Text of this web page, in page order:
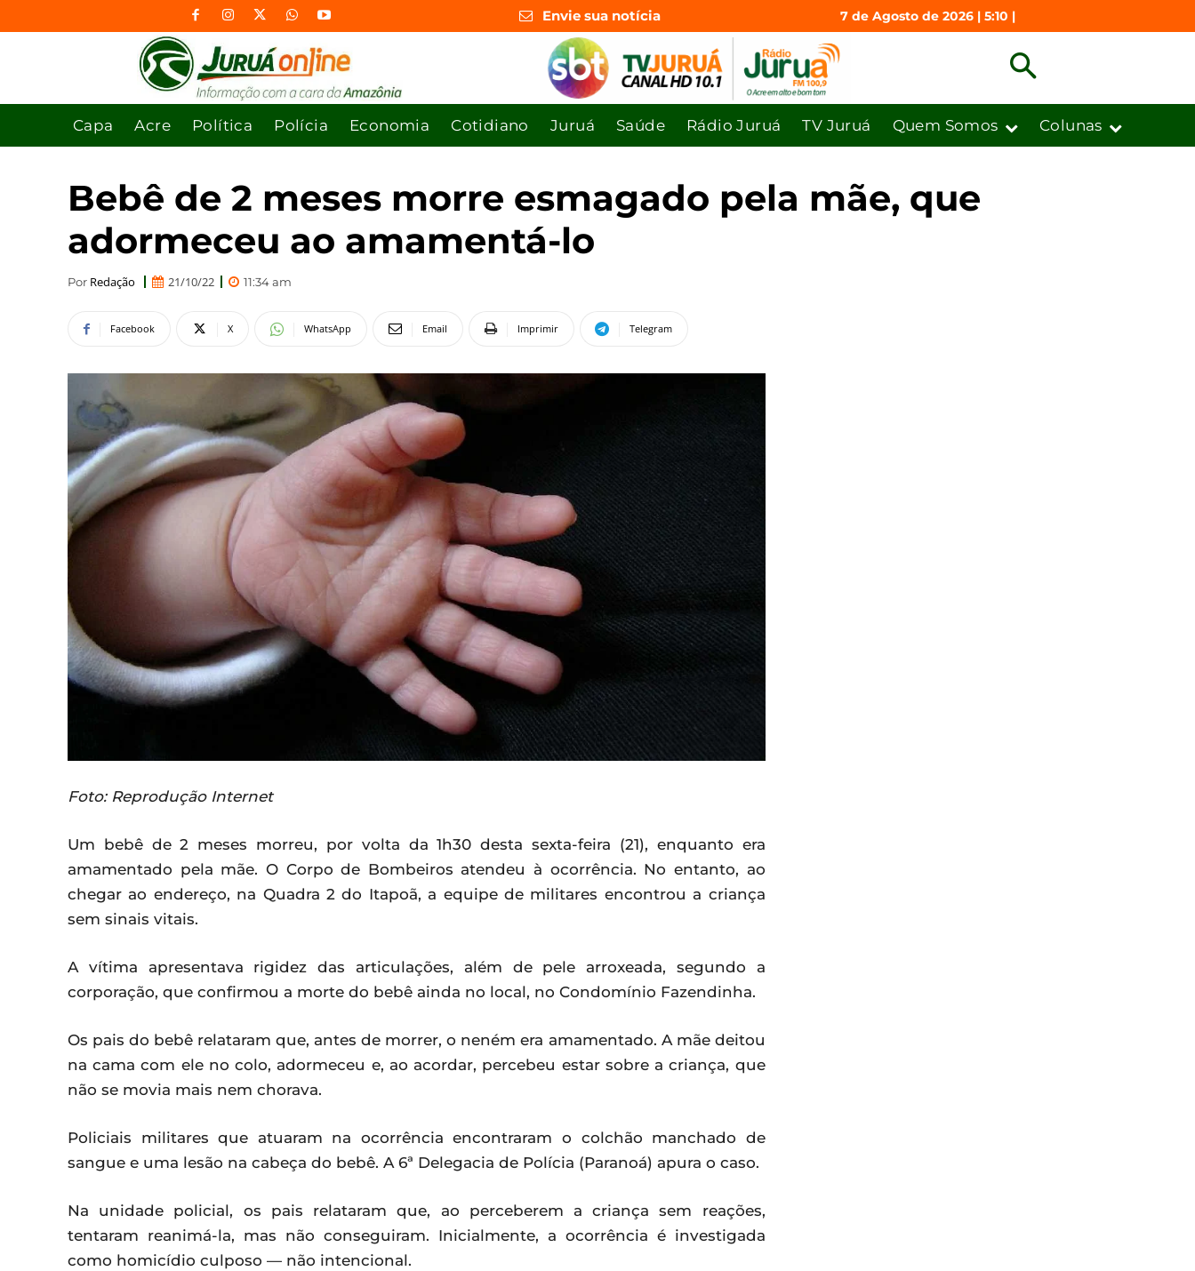
Envie sua notícia 7 de Agosto de 2026 | 5:10 |
Capa Acre Política Polícia Economia Cotidiano Juruá Saúde Rádio Juruá TV Juruá Quem Somos Colunas
Bebê de 2 meses morre esmagado pela mãe, que
adormeceu ao amamentá-lo
Por Redação 21/10/22 11:34 am
Facebook X WhatsApp Email Imprimir Telegram
Foto: Reprodução Internet
Um bebê de 2 meses morreu, por volta da 1h30 desta sexta-feira (21), enquanto era
amamentado pela mãe. O Corpo de Bombeiros atendeu à ocorrência. No entanto, ao
chegar ao endereço, na Quadra 2 do Itapoã, a equipe de militares encontrou a criança
sem sinais vitais.
A vítima apresentava rigidez das articulações, além de pele arroxeada, segundo a
corporação, que confirmou a morte do bebê ainda no local, no Condomínio Fazendinha.
Os pais do bebê relataram que, antes de morrer, o neném era amamentado. A mãe deitou
na cama com ele no colo, adormeceu e, ao acordar, percebeu estar sobre a criança, que
não se movia mais nem chorava.
Policiais militares que atuaram na ocorrência encontraram o colchão manchado de
sangue e uma lesão na cabeça do bebê. A 6ª Delegacia de Polícia (Paranoá) apura o caso.
Na unidade policial, os pais relataram que, ao perceberem a criança sem reações,
tentaram reanimá-la, mas não conseguiram. Inicialmente, a ocorrência é investigada
como homicídio culposo — não intencional.